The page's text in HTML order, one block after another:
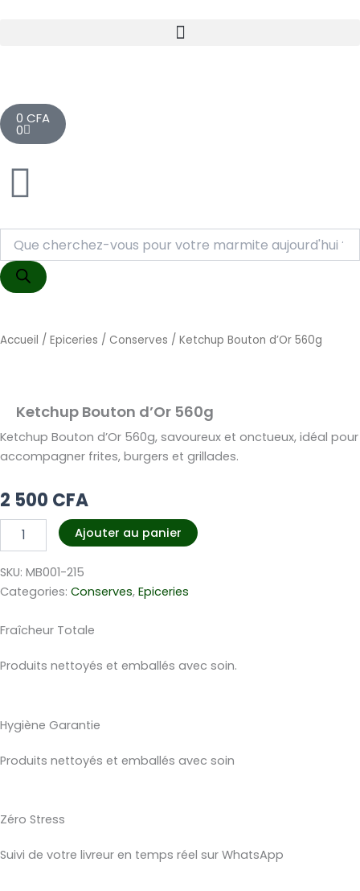
0 CFA
0
Cart
Recherche
produits
Accueil / Epiceries / Conserves / Ketchup Bouton d’Or 560g
Ketchup Bouton d’Or 560g
Ketchup Bouton d’Or 560g, savoureux et onctueux, idéal pour
accompagner frites, burgers et grillades.
2 500 CFA
quantité
Bouton
d’Or
Ajouter au panier
SKU: MB001-215
Categories: Conserves, Epiceries
Fraîcheur Totale
Produits nettoyés et emballés avec soin.
Hygiène Garantie
Produits nettoyés et emballés avec soin
Zéro Stress
Suivi de votre livreur en temps réel sur WhatsApp